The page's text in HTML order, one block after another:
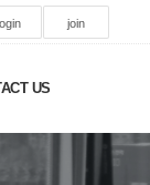
join
US